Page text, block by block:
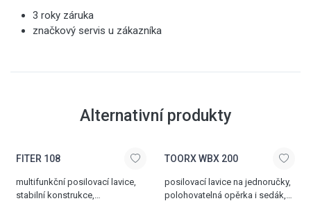
3 roky záruka
značkový servis u zákazníka
Alternativní produkty
FITER 108
multifunkční posilovací lavice,
stabilní konstrukce,
TOORX WBX 200
posilovací lavice na jednoručky,
polohovatelná opěrka i sedák,